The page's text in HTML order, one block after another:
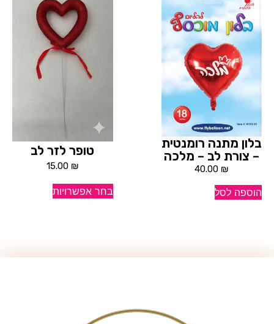
בלון מתנה רומנטית
– צורת לב – מלכה
40.00 ₪
הוספה לסל
טופר לזר לב
15.00 ₪
בחר אפשרויות